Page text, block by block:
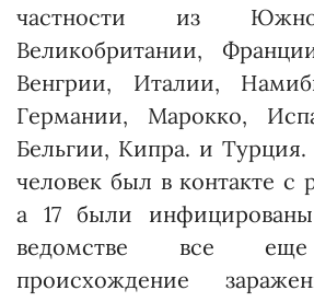
частности из
Великобритании,
Венгрии, Италии,
Германии, Марокко,
Бельгии, Кипра. и Турция.
человек был в контакте с
а 17 были
ведомстве все еще
происхождение